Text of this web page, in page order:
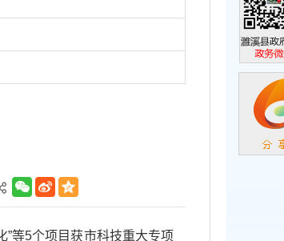
等5个项目获市科技重大专项
濉溪县政
政务微信